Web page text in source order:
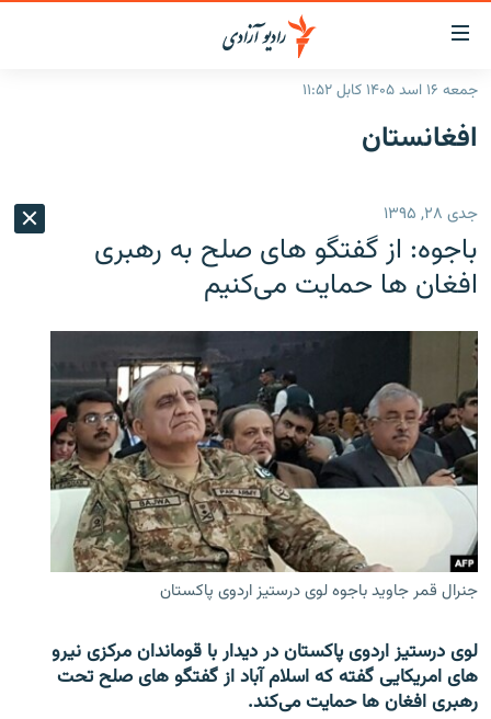
لینک‌های
قابل
دسترسی
بازگشت
بازگشت
منوی
اصلی
به
صفحه
جستجو
صفحه نخست
گزارش‌ها
شرق میانه
افغانستان
جهان
جدول نشرات
مصاحبه‌ها
ورزش
بحران مهاجرت
'کووید-۱۹'
تماس
صفحه پشتو
Azadi English
به ما بپیوندید
جمعه ۱۶ اسد ۱۴۰۵ کابل ۱۱:۵۲
افغانستان
جدی ۲۸, ۱۳۹۵
باجوه: از گفتگو های صلح به رهبری
افغان ها حمایت می‌کنیم
جنرال قمر جاوید باجوه لوی درستیز اردوی پاکستان
لوی درستیز اردوی پاکستان در دیدار با قوماندان مرکزی نیرو
های امریکایی گفته که اسلام آباد از گفتگو های صلح تحت
رهبری افغان ها حمایت می‌کند.